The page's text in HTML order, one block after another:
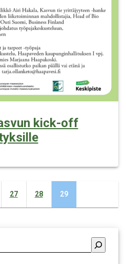
kick-off
Page
27 Page
28 Page
29